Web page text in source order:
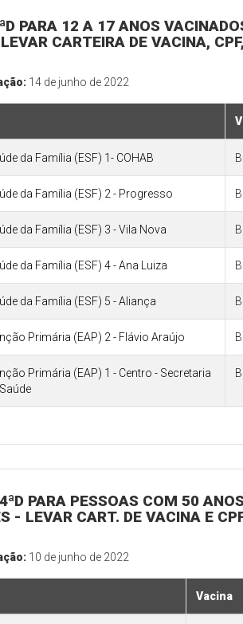
PARA 12 A 17 ANOS
CARTEIRA DE VACINA,
14 de junho de 2022
da Família (ESF) 1- COHAB
da Família (ESF) 2 - Progresso
da Família (ESF) 3 - Vila Nova
da Família (ESF) 4 - Ana Luiza
da Família (ESF) 5 - Aliança
Primária (EAP) 2 - Flávio Araújo
Primária (EAP) 1 - Centro - Secretaria
PARA PESSOAS COM 50
- LEVAR CART. DE VACINA E
10 de junho de 2022
Vacina